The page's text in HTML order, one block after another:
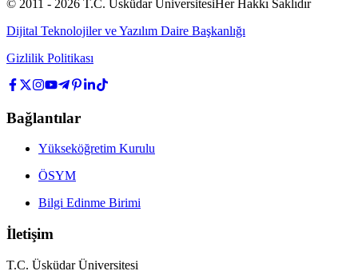
© 2011 - 2026 T.C. Üsküdar ÜniversitesiHer Hakkı Saklıdır
Dijital Teknolojiler ve Yazılım Daire Başkanlığı
Gizlilik Politikası
Bağlantılar
Yükseköğretim Kurulu
ÖSYM
Bilgi Edinme Birimi
İletişim
T.C. Üsküdar Üniversitesi